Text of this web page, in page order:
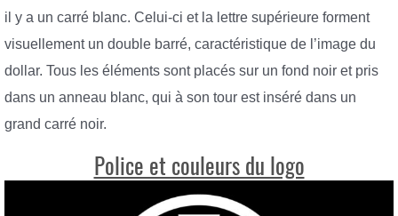
il y a un carré blanc. Celui-ci et la lettre supérieure forment
visuellement un double barré, caractéristique de l’image du
dollar. Tous les éléments sont placés sur un fond noir et pris
dans un anneau blanc, qui à son tour est inséré dans un
grand carré noir.
Police et couleurs du logo